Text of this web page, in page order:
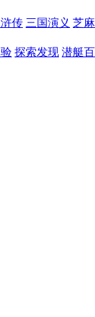
传 三国演义 芝
探索发现 潜艇